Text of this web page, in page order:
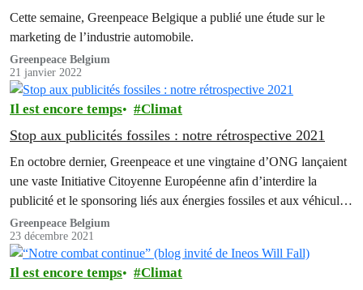
Cette semaine, Greenpeace Belgique a publié une étude sur le
marketing de l’industrie automobile.
Greenpeace Belgium
21 janvier 2022
Il est encore temps Climat
Stop aux publicités fossiles : notre rétrospective 2021
En octobre dernier, Greenpeace et une vingtaine d’ONG lançaient
une vaste Initiative Citoyenne Européenne afin d’interdire la
publicité et le sponsoring liés aux énergies fossiles et aux véhicules
qui en consomment. Grâce à votre aide, cette pétition a déjà
dépassé les 120 000 signatures. En cette fin d’année, revenons sur
quelques actions majeures qui ont…
Greenpeace Belgium
23 décembre 2021
Il est encore temps Climat